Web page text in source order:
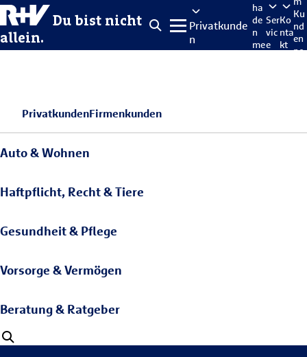
Du bist nicht
allein.
Privatkunde
n
ha
de
n
me
Ser
vic
e
Ko
nta
kt
Ku
nd
en
po
PrivatkundenFirmenkunden
Auto & Wohnen
Haftpflicht, Recht & Tiere
Gesundheit & Pflege
Vorsorge & Vermögen
Beratung & Ratgeber